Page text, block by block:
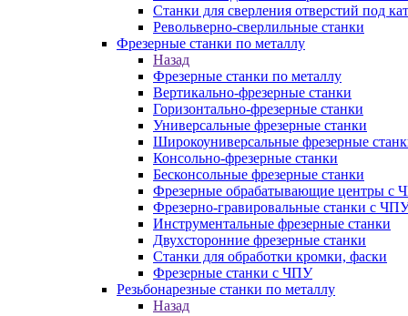
Станки для сверления отверстий под
Револьверно-сверлильные станки
Фрезерные станки по металлу
Назад
Фрезерные станки по металлу
Вертикально-фрезерные станки
Горизонтально-фрезерные станки
Универсальные фрезерные станки
Широкоуниверсальные фрезерные
Консольно-фрезерные станки
Бесконсольные фрезерные станки
Фрезерные обрабатывающие центры с
Фрезерно-гравировальные станки с
Инструментальные фрезерные станки
Двухсторонние фрезерные станки
Станки для обработки кромки, фаски
Фрезерные станки с ЧПУ
Резьбонарезные станки по металлу
Назад